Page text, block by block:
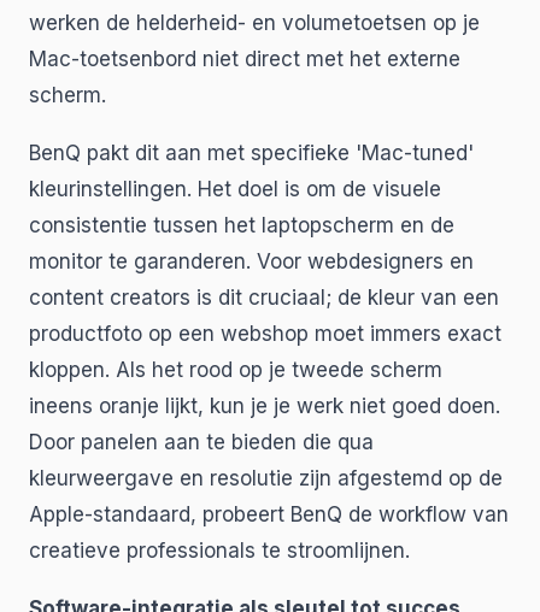
werken de helderheid- en volumetoetsen op je
Mac-toetsenbord niet direct met het externe
scherm.
BenQ pakt dit aan met specifieke 'Mac-tuned'
kleurinstellingen. Het doel is om de visuele
consistentie tussen het laptopscherm en de
monitor te garanderen. Voor webdesigners en
content creators is dit cruciaal; de kleur van een
productfoto op een webshop moet immers exact
kloppen. Als het rood op je tweede scherm
ineens oranje lijkt, kun je je werk niet goed doen.
Door panelen aan te bieden die qua
kleurweergave en resolutie zijn afgestemd op de
Apple-standaard, probeert BenQ de workflow van
creatieve professionals te stroomlijnen.